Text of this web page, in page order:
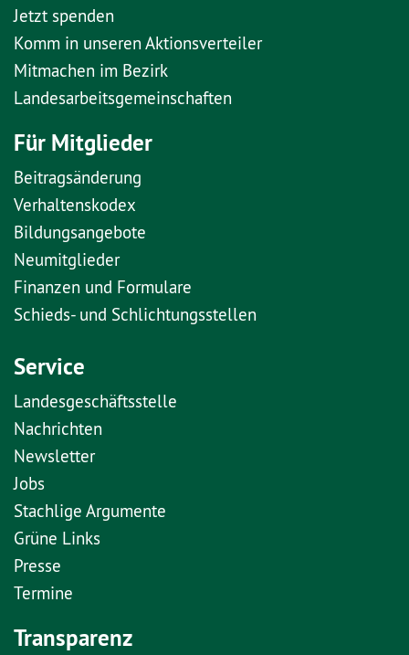
Jetzt spenden
Komm in unseren Aktionsverteiler
Mitmachen im Bezirk
Landesarbeitsgemeinschaften
Für Mitglieder
Beitragsänderung
Verhaltenskodex
Bildungsangebote
Neumitglieder
Finanzen und Formulare
Schieds- und Schlichtungsstellen
Service
Landesgeschäftsstelle
Nachrichten
Newsletter
Jobs
Stachlige Argumente
Grüne Links
Presse
Termine
Transparenz